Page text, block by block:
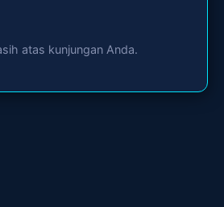
atas kunjungan Anda.